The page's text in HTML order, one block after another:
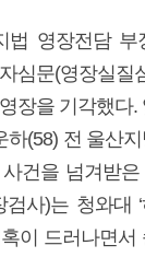
법 영장전담 부
심문(영장실질
장을 기각했다.
(58) 전 울산
건을 넘겨받
사)는 청와대
이 드러나면서